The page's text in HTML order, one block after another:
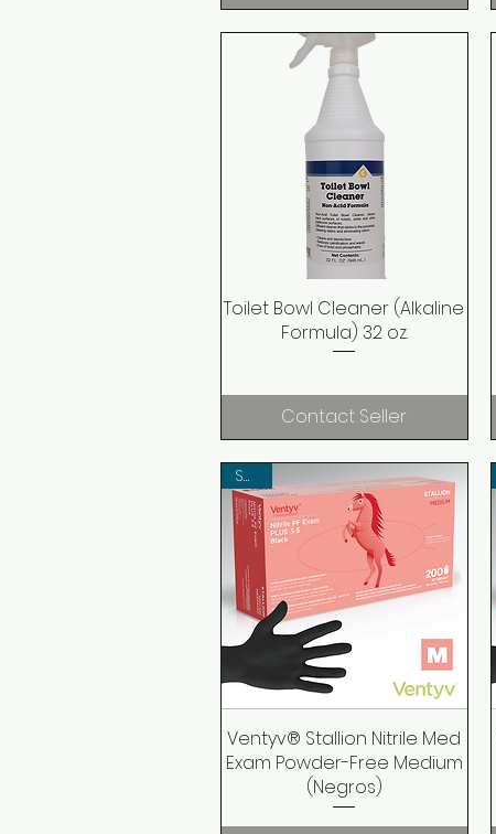
Quick View
Toilet Bowl Cleaner (Alkaline
Formula) 32 oz.
Contact Seller
Quick View
SALE!
Ventyv® Stallion Nitrile Med
Exam Powder-Free Medium
(Negros)